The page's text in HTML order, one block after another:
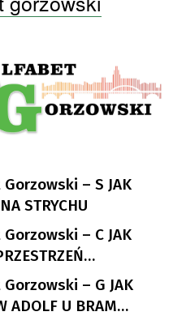
– S JAK
STRYCHU
– C JAK
– G JAK
ADOLF U BRAM